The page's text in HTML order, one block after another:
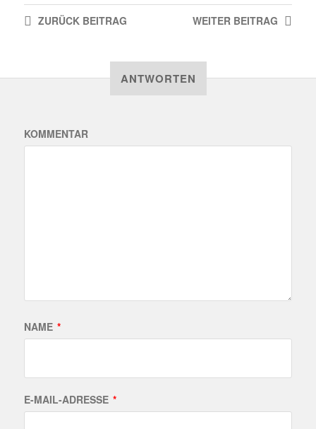
WEITER BEITRAG
ZURÜCKBEITRAG
ANTWORTEN
KOMMENTAR
NAME *
E-MAIL-ADRESSE *